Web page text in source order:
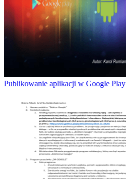
Publikowanie aplikacji w Google Play